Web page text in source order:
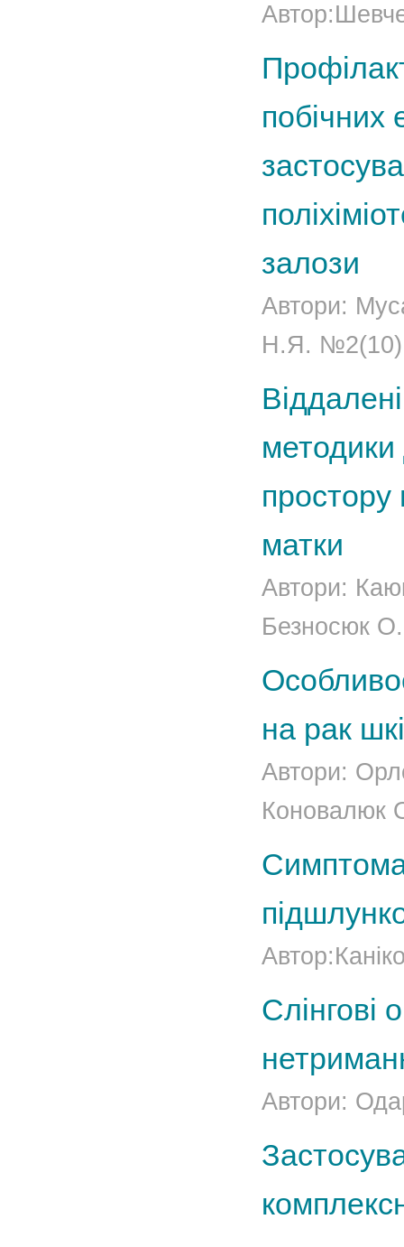
побічних
залози
Автори:
Н.Я. №2(10)
простору
матки
Автори:
Безносюк
на рак
Автори:
Коновалюк
Слінгові
Автори: